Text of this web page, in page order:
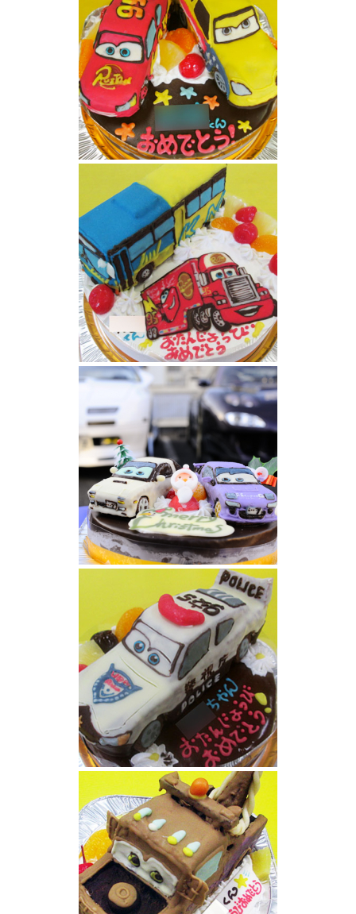
カーズジェフ・ゴルベットケーキ
カーズアクショントレーラー マック
カーズパトカー立体ケーキ